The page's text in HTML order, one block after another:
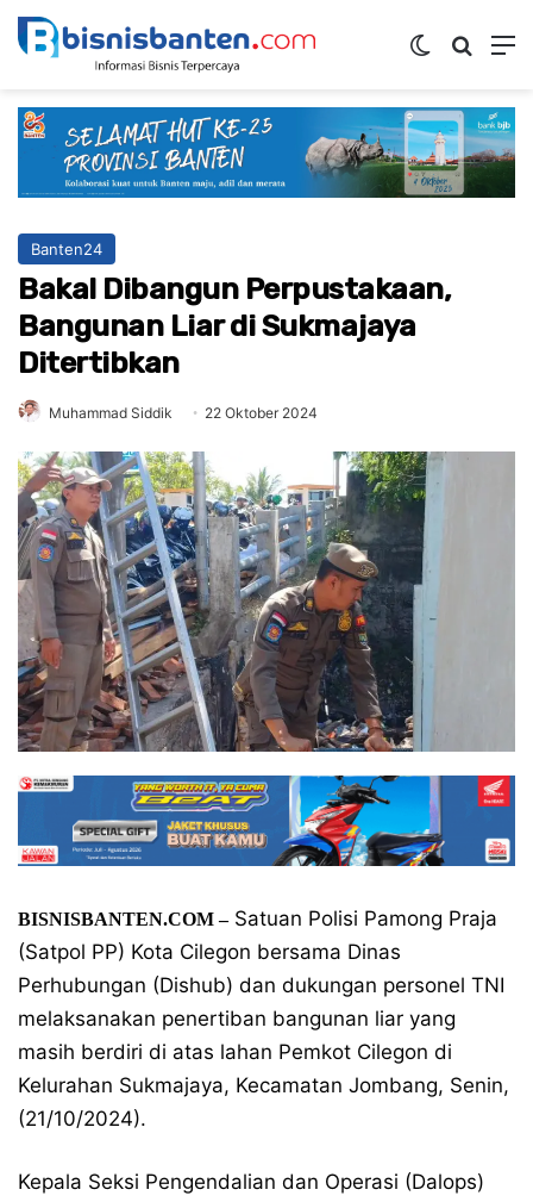
Switch skin
Banten24
Bakal Dibangun Perpustakaan,
Bangunan Liar di Sukmajaya
Ditertibkan
Muhammad Siddik 22 Oktober 2024
BISNISBANTEN.COM –Satuan Polisi Pamong Praja
(Satpol PP) Kota Cilegon bersama Dinas
Perhubungan (Dishub) dan dukungan personel TNI
melaksanakan penertiban bangunan liar yang
masih berdiri di atas lahan Pemkot Cilegon di
Kelurahan Sukmajaya, Kecamatan Jombang, Senin,
(21/10/2024).
Kepala Seksi Pengendalian dan Operasi (Dalops)